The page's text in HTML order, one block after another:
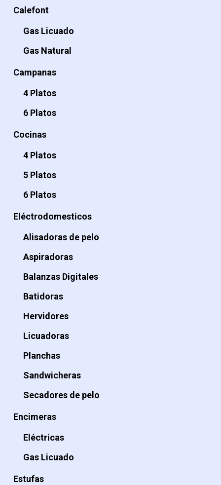
Calefont
Gas Licuado
Gas Natural
Campanas
4 Platos
6 Platos
Cocinas
4 Platos
5 Platos
6 Platos
Eléctrodomesticos
Alisadoras de pelo
Aspiradoras
Balanzas Digitales
Batidoras
Hervidores
Licuadoras
Planchas
Sandwicheras
Secadores de pelo
Encimeras
Eléctricas
Gas Licuado
Estufas